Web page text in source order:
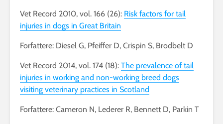
Vet Record 2010, vol. 166 (26): Risk factors for tail
injuries in dogs in Great Britain
Forfattere: Diesel G, Pfeiffer D, Crispin S, Brodbelt D
Vet Record 2014, vol. 174 (18): The prevalence of tail
injuries in working and non-working breed dogs
visiting veterinary practices in Scotland
Forfattere: Cameron N, Lederer R, Bennett D, Parkin T